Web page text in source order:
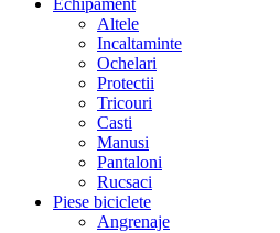
Echipament
Altele
Incaltaminte
Ochelari
Protectii
Tricouri
Casti
Manusi
Pantaloni
Rucsaci
Piese biciclete
Angrenaje